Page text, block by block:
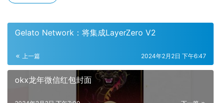
Gelato Network：将集成LayerZero V2
上一篇 2024年2月2日 下午6:47
okx龙年微信红包封面